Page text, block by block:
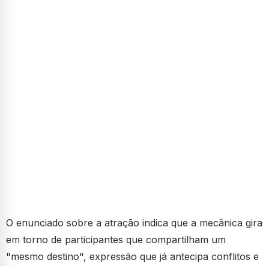
O enunciado sobre a atração indica que a mecânica gira
em torno de participantes que compartilham um
"mesmo destino", expressão que já antecipa conflitos e